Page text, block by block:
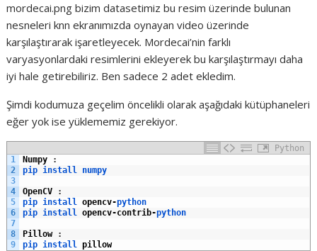
mordecai.png bizim datasetimiz bu resim üzerinde bulunan
nesneleri knn ekranımızda oynayan video üzerinde
karşılaştırarak işaretleyecek. Mordecai’nin farklı
varyasyonlardaki resimlerini ekleyerek bu karşılaştırmayı daha
iyi hale getirebiliriz. Ben sadece 2 adet ekledim.
Şimdi kodumuza geçelim öncelikli olarak aşağıdaki kütüphaneleri
eğer yok ise yüklememiz gerekiyor.
Python
1
2
3
4
5
6
7
8
9
Numpy
:
pip install numpy
OpenCV
:
pip install opencv-python
pip install opencv-contrib-python
Pillow
:
pip install pillow